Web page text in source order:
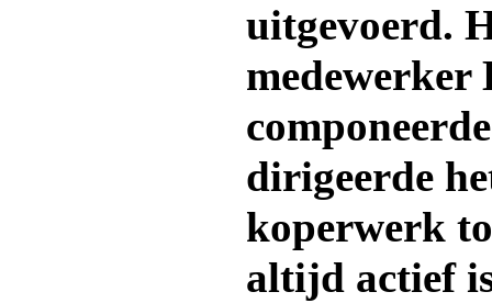
uitgevoerd.
dirigeerde
koperwerk
altijd actief